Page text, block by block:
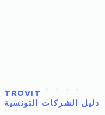
TROVIT
دليل الشركات التونسية